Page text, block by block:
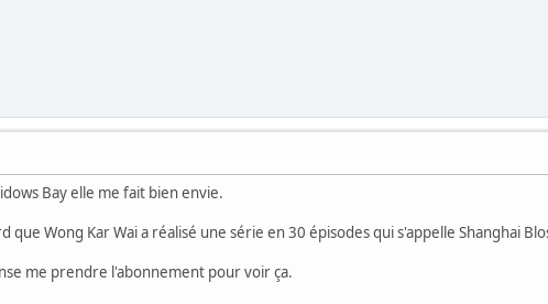
Bay elle me fait bien envie.
que Wong Kar Wai a réalisé une série en 30 épisodes qui s'appelle Shanghai
me prendre l'abonnement pour voir ça.